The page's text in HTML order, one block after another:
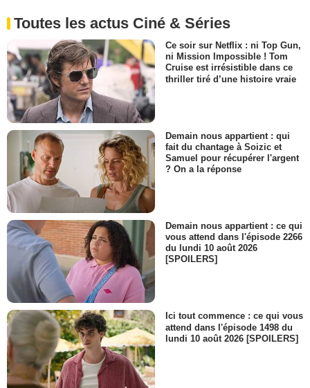
Toutes les actus Ciné & Séries
Ce soir sur Netflix : ni Top Gun,
ni Mission Impossible ! Tom
Cruise est irrésistible dans ce
thriller tiré d’une histoire vraie
Demain nous appartient : qui
fait du chantage à Soizic et
Samuel pour récupérer l'argent
? On a la réponse
Demain nous appartient : ce qui
vous attend dans l'épisode 2266
du lundi 10 août 2026
[SPOILERS]
Ici tout commence : ce qui vous
attend dans l'épisode 1498 du
lundi 10 août 2026 [SPOILERS]